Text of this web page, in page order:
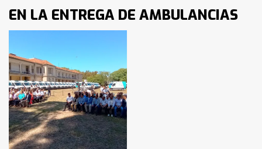
EN LA ENTREGA DE AMBULANCIAS
3
Identidad de los adolescentes
pampeanos que fueron
protagonistas del fatal accidente
en la mañana del lunes